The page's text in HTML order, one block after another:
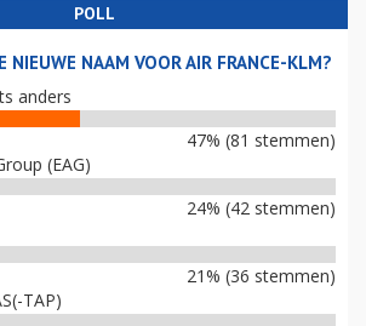
POLL
NIEUWE NAAM VOOR AIR FRANCE-KLM?
anders
47% (81 stemmen)
(EAG)
24% (42 stemmen)
21% (36 stemmen)
TAP)